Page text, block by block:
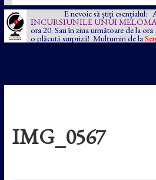
E nevoie să știți esențialul:
INCURSIUNILE UNUI
ora 20. Sau în ziua următoare de la ora
o plăcută surpriză! Mulțumiri de la
IMG_0567